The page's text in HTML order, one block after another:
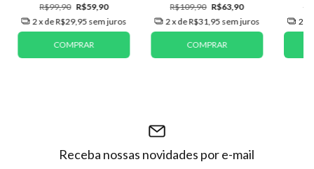
R$99,90 R$59,90
2x deR$29,95 sem juros
COMPRAR
R$109,90 R$63,90
2x deR$31,95 sem juros
COMPRAR
2
Receba nossas novidades por e-mail